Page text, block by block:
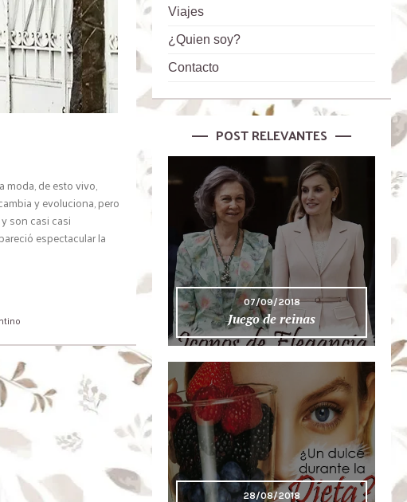
moda, de esto vivo,
y evoluciona, pero
son casi casi
espectacular la
Viajes
¿Quien soy?
Contacto
POST RELEVANTES
07/09/2018
Juego de reinas
28/08/2018